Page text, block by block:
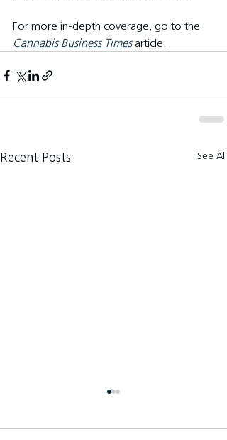
For more in-depth coverage, go to the
Cannabis Business Times article.
Recent Posts See All